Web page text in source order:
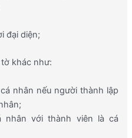
đại diện;
khác như:
nhân nếu người thành lập
nhân với thành viên là cá